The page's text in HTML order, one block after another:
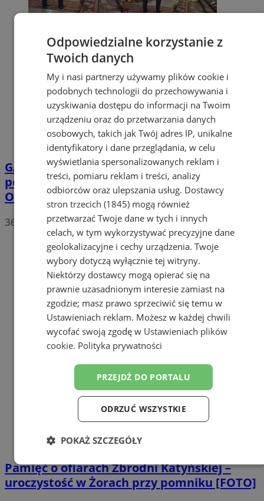
GALERIAMarklowice upamiętniły
policjantów zamordowanych w Katyniu.
Odsłonięto tablicę
36
Pamięć o ofiarach Zbrodni Katyńskiej –
uroczystość w Żorach przy pomniku [FOTO]
Odpowiedzialne korzystanie z
Twoich danych
My i nasi partnerzy używamy plików cookie i
podobnych technologii do przechowywania i
uzyskiwania dostępu do informacji na Twoim
urządzeniu oraz do przetwarzania danych
osobowych, takich jak Twój adres IP, unikalne
identyfikatory i dane przeglądania, w celu
wyświetlania spersonalizowanych reklam i
treści, pomiaru reklam i treści, analizy
odbiorców oraz ulepszania usług. Dostawcy
stron trzecich (1845) mogą również
przetwarzać Twoje dane w tych i innych
celach, w tym wykorzystywać precyzyjne dane
geolokalizacyjne i cechy urządzenia. Twoje
wybory dotyczą wyłącznie tej witryny.
Niektórzy dostawcy mogą opierać się na
prawnie uzasadnionym interesie zamiast na
zgodzie; masz prawo sprzeciwić się temu w
Ustawieniach reklam. Możesz w każdej chwili
wycofać swoją zgodę w Ustawieniach plików
cookie. Polityka prywatności
PRZEJDŹ DO PORTALU
ODRZUĆ WSZYSTKIE
POKAŻ SZCZEGÓŁY
Niezbędne Wydajność Targetowanie